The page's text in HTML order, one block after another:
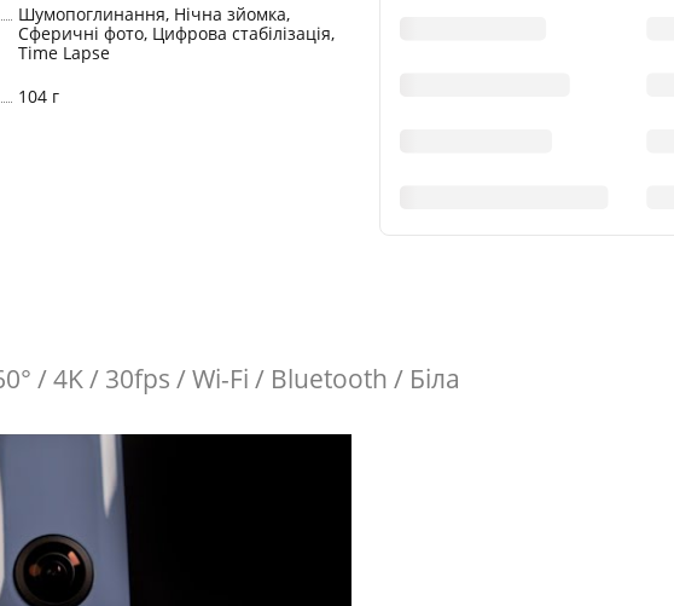
Шумопоглинання, Нічна зйомка,
Сферичні фото, Цифрова стабілізація,
Time Lapse
104 г
/ 4K / 30fps / Wi-Fi / Bluetooth / Біла